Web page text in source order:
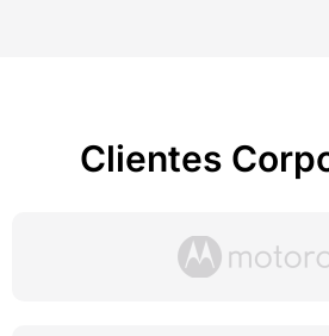
Clientes